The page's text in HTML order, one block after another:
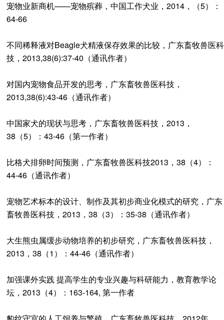
宠物业新商机——宠物殡葬，中国工作犬业，2014，（5）：
64-66
不同稀释液对Beagle犬精液保存效果的比较，广东畜牧兽医科
技，2013,38(6):37-40（通讯作者）
对国内宠物食品开发的思考，广东畜牧兽医科技，
2013,38(6):43-46（通讯作者）
中国家犬的现状与思考，广东畜牧兽医科技，2013，
38（5）：43-46（第一作者）
比格犬排卵时间预测，广东畜牧兽医科技2013，38（4）：
44-46（通讯作者）
宠物艺术标本的设计、制作及其初步商业化模式的研究，广东
畜牧兽医科技，2013，38（3）：35-38（通讯作者）
大生熊虫属缓步动物培养的初步研究，广东畜牧兽医科技，
2013，38（1）：44-46（通讯作者）
加强课外实践 提高学生的专业兴趣与科研能力，教育教学论
坛，2013（4）：163-164, 第一作者